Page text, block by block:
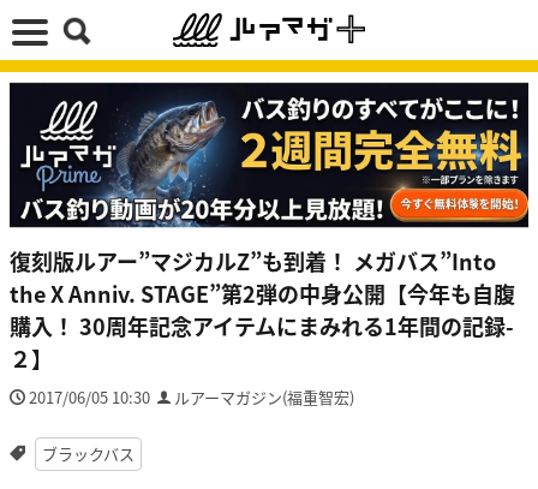
復刻版ルアー”マジカルZ”も到着！ メガバス”Into
the X Anniv. STAGE”第2弾の中身公開【今年も自腹
購入！ 30周年記念アイテムにまみれる1年間の記録-
２】
2017/06/05 10:30 ルアーマガジン(福重智宏)
ブラックバス